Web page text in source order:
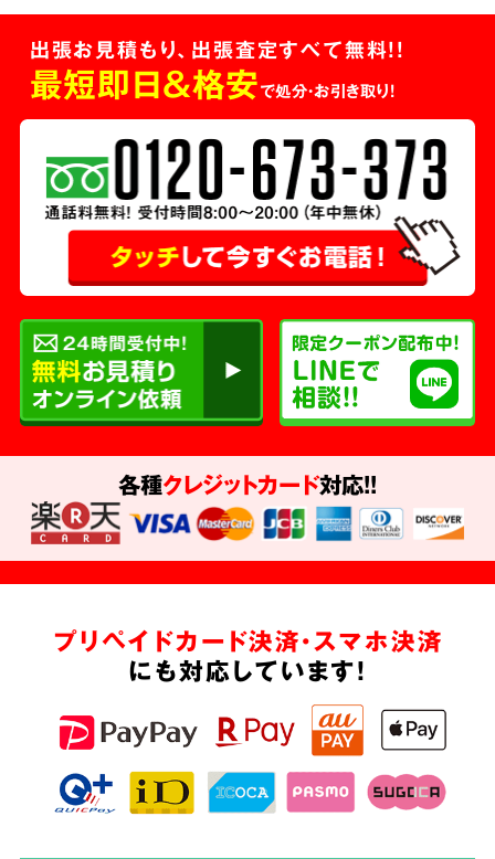
出張お見積もり、出張査定すべて無料!!
最短即日＆格安で処分・お引き取り！
各種クレジットカード対応!!
プリペイドカード決済・スマホ決済
にも対応しています!